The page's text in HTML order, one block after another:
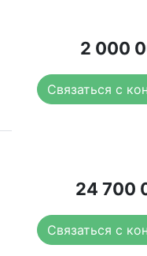
2 000
Связаться с
24 700
Связаться с